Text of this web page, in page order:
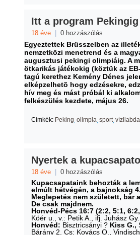
Itt a program Pekingig
18 éve 0 hozzászólás
Egyeztettek Brüsszelben az
nemzetközi menetrend és a
augusztusi pekingi olimpiáig. A
ötkarikás játékokig (köztük az
tagú kerethez Kemény Dénes
elképzelhetõ hogy edzésekre,
hív meg és mást próbál ki
felkészülés kezdete, május 26.
Címkék: Peking olimpia sport vízilabda
Nyertek a
18 éve 0 hozzászólás
Kupacsapataink behozták a
elmúlt hétvégén, a bajnokság
Meglepetés nem született, bár
De csak majdnem.
Honvéd-Pécs 16:7 (2:2, 5:1,
Köér u., v.: Petik A., ifj. Juhász Gy.
Honvéd: Bisztricsányi ? Kiss G.,
Bárány 2. Cs: Kovács O.,